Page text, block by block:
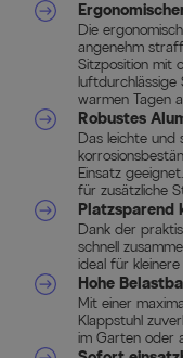
Die
angenehm
Sitzposition mit
warmen Tagen
Robustes
Das leichte und
Einsatz
für zusätzliche
Platzsparend
Dank der
schnell
ideal für kleinere
Hohe
Mit einer
Klappstuhl
im Garten oder